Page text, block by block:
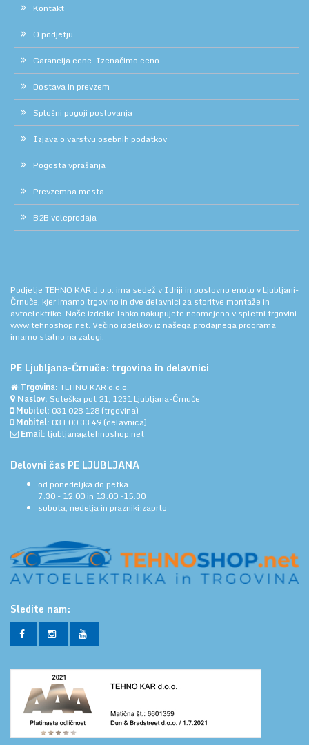
Kontakt
O podjetju
Garancija cene. Izenačimo ceno.
Dostava in prevzem
Splošni pogoji poslovanja
Izjava o varstvu osebnih podatkov
Pogosta vprašanja
Prevzemna mesta
B2B veleprodaja
Podjetje TEHNO KAR d.o.o. ima sedež v Idriji in poslovno enoto v Ljubljani-
Črnuče, kjer imamo trgovino in dve delavnici za storitve montaže in
avtoelektrike. Naše izdelke lahko nakupujete neomejeno v spletni trgovini
www.tehnoshop.net. Večino izdelkov iz našega prodajnega programa
imamo stalno na zalogi.
PE Ljubljana-Črnuče: trgovina in delavnici
Trgovina: TEHNO KAR d.o.o.
Naslov: Soteška pot 21, 1231 Ljubljana-Črnuče
Mobitel: 031 028 128 (trgovina)
Mobitel: 031 00 33 49 (delavnica)
Email: ljubljana@tehnoshop.net
Delovni čas PE LJUBLJANA
od ponedeljka do petka
7:30 - 12:00 in 13:00 -15:30
sobota, nedelja in prazniki:zaprto
Sledite nam: